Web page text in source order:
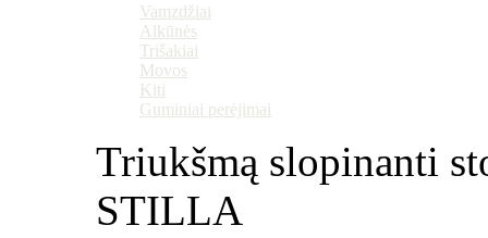
Vamzdžiai
Alkūnės
Trišakiai
Movos
Kiti
Guminiai perėjimai
Triukšmą slopinanti
STILLA